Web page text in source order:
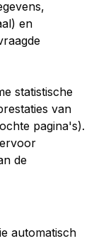
en
statistische
van
pagina's).
de
automatisch